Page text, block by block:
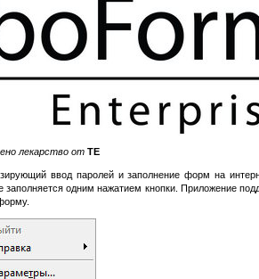
лекарство от TE
ввод паролей и заполнение форм на
одним нажатием кнопки. Приложение